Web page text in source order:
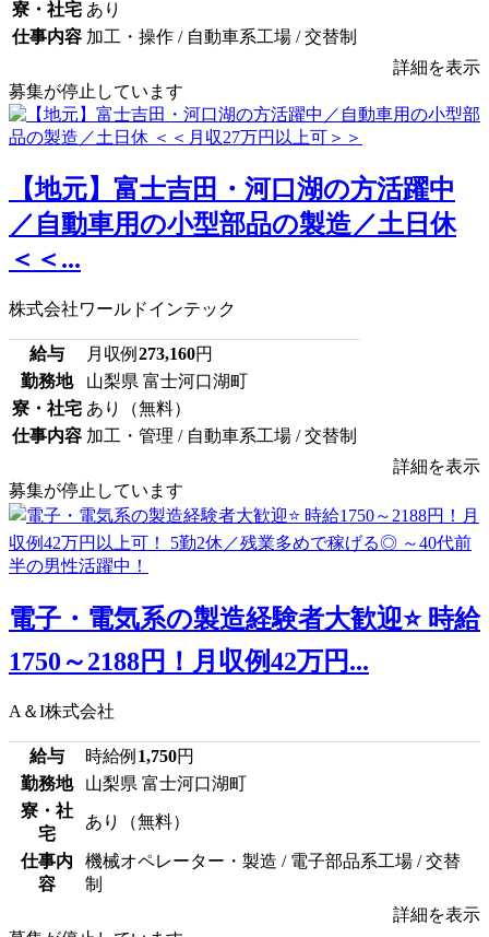
寮・社宅 あり
仕事内容 加工・操作 / 自動車系工場 / 交替制
詳細を表示
募集が停止しています
【地元】富士吉田・河口湖の方活躍中
／自動車用の小型部品の製造／土日休
＜＜...
株式会社ワールドインテック
給与 月収例 273,160円
勤務地
山梨県 富士河口湖町
寮・社宅 あり（無料）
仕事内容 加工・管理 / 自動車系工場 / 交替制
詳細を表示
募集が停止しています
電子・電気系の製造経験者大歓迎⭐ 時給
1750～2188円！月収例42万円...
A＆I株式会社
給与 時給例 1,750円
勤務地
山梨県 富士河口湖町
寮・社
宅
あり（無料）
仕事内
容
機械オペレーター・製造 / 電子部品系工場 / 交替
制
詳細を表示